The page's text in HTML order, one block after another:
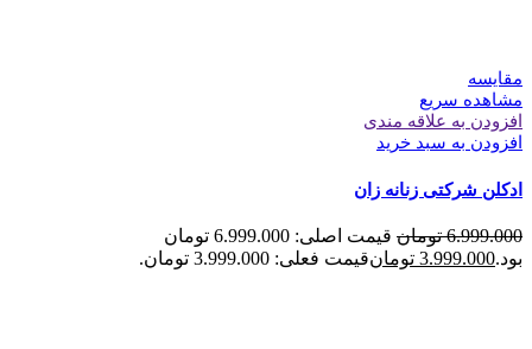
مقایسه
مشاهده سریع
افزودن به علاقه مندی
افزودن به سبد خرید
ادکلن شرکتی زنانه زان
6.999.000 تومان
قیمت اصلی: 6.999.000 تومان
بود.3.999.000 تومانقیمت فعلی: 3.999.000 تومان.